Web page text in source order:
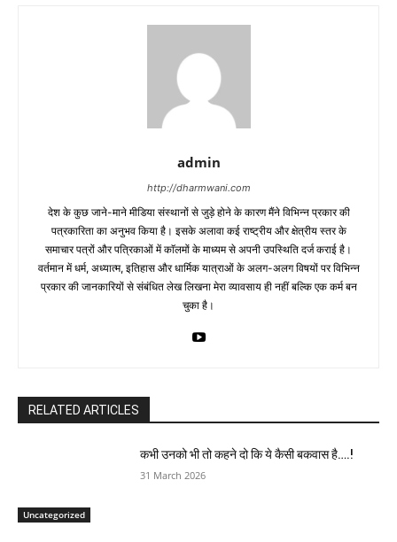
admin
http://dharmwani.com
देश के कुछ जाने-माने मीडिया संस्थानों से जुड़े होने के कारण मैंने विभिन्न प्रकार की
पत्रकारिता का अनुभव किया है। इसके अलावा कई राष्ट्रीय और क्षेत्रीय स्तर के
समाचार पत्रों और पत्रिकाओं में काॅलमों के माध्यम से अपनी उपस्थिति दर्ज कराई है।
वर्तमान में धर्म, अध्यात्म, इतिहास और धार्मिक यात्राओं के अलग-अलग विषयों पर विभिन्न
प्रकार की जानकारियों से संबंधित लेख लिखना मेरा व्यावसाय ही नहीं बल्कि एक कर्म बन
चुका है।
RELATED ARTICLES
Uncategorized
कभी उनको भी तो कहने दो कि ये कैसी बकवास है….!
31 March 2026